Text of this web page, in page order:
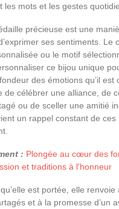
les mots et les gestes
précieuse est une
ses sentiments. Le
ou le motif
ce bijou unique
des émotions qu’il est
de célébrer une alliance, de
ou de sceller une amitié
un rappel constant de ces
: Plongée au cœur des
et traditions à l'honneur
est portée, elle
et à la promesse d’un